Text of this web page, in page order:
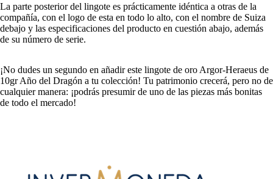
La parte posterior del lingote es prácticamente idéntica a otras de la
compañía, con el logo de esta en todo lo alto, con el nombre de Suiza
debajo y las especificaciones del producto en cuestión abajo, además
de su número de serie.
¡No dudes un segundo en añadir este lingote de oro Argor-Heraeus de
10gr Año del Dragón a tu colección! Tu patrimonio crecerá, pero no de
cualquier manera: ¡podrás presumir de uno de las piezas más bonitas
de todo el mercado!